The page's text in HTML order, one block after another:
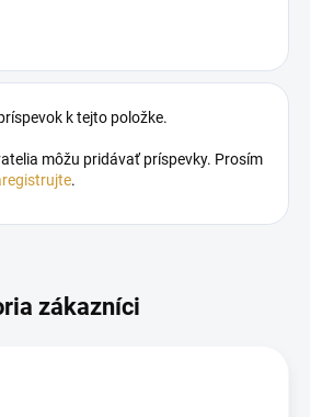
k tejto položke.
môžu pridávať príspevky. Prosím
.